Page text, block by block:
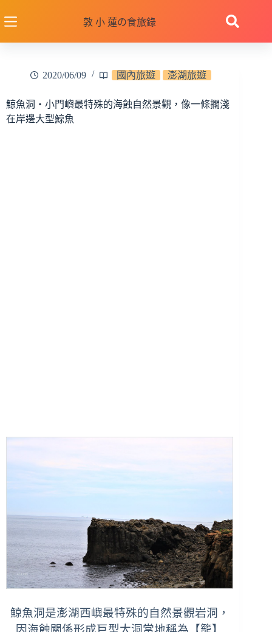
至
敦 小 蓮の食旅錄
2020/06/09 國內旅遊 澎湖旅遊
鯨魚洞‧小門嶼最特殊的海蝕自然景觀，像一條擱淺
在岸邊大型鯨魚
鯨魚洞是澎湖西嶼最特殊的自然景觀岩洞，